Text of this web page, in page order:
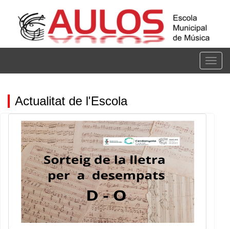
contingut
Actualitat de l'Escola